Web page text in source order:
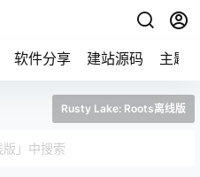
软件分享 建站源码 主题
Rusty Lake: Roots离线版